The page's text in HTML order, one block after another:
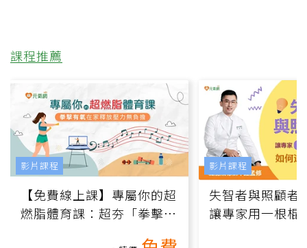
課程推薦
【免費線上課】專屬你的超
燃脂體育課：超夯「拳擊有
影片課程
失智者與照顧者
讓專家用一根棍
影片課程